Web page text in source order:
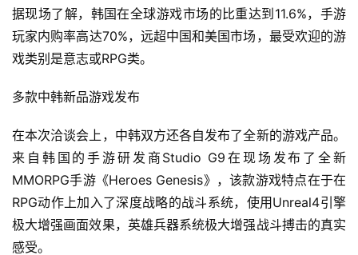
届
金
茶
奖
7
月
3
0
据现场了解，韩国在全球游戏市场的比重达到11.6%，手游
玩家内购率高达70%，远超中国和美国市场，最受欢迎的游
戏类别是意志或RPG类。
多款中韩新品游戏发布
在本次洽谈会上，中韩双方还各自发布了全新的游戏产品。
来自韩国的手游研发商Studio G9在现场发布了全新
MMORPG手游《Heroes Genesis》，该款游戏特点在于在
RPG动作上加入了深度战略的战斗系统，使用Unreal4引擎
极大增强画面效果，英雄兵器系统极大增强战斗搏击的真实
感受。